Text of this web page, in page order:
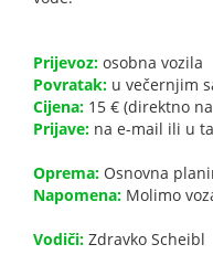
Prijevoz: osobna vozila
Povratak: u večernjim
Cijena: 15 € (direktno
Prijave: na e-mail ili u
Oprema: Osnovna
Napomena: Molimo
Vodiči: Zdravko Scheibl